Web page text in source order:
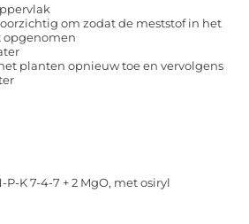
om zodat de meststof in het
opgenomen
planten opnieuw toe en vervolgens
K 7-4-7 + 2 MgO, met osiryl